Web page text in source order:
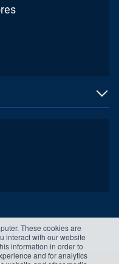
These cookies are
interact with our website
information in order to
and for analytics